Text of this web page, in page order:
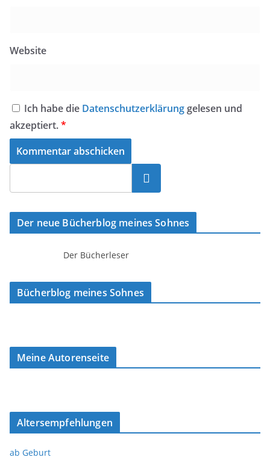
Website
Ich habe die Datenschutzerklärung gelesen und
akzeptiert.*
Suchen
Der neue Bücherblog meines Sohnes
Der Bücherleser
Bücherblog meines Sohnes
Meine Autorenseite
Altersempfehlungen
ab Geburt